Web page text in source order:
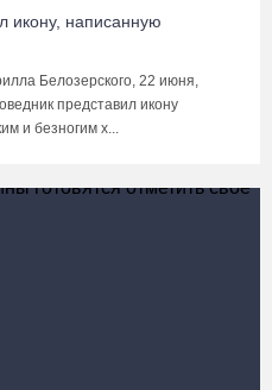
икону, написанную
Белозерского, 22 июня,
представил икону
и безногим х...